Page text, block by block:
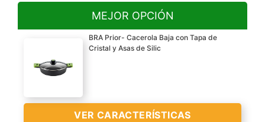
MEJOR OPCIÓN
BRA Prior- Cacerola Baja con Tapa de
Cristal y Asas de Silic
VER CARACTERÍSTICAS